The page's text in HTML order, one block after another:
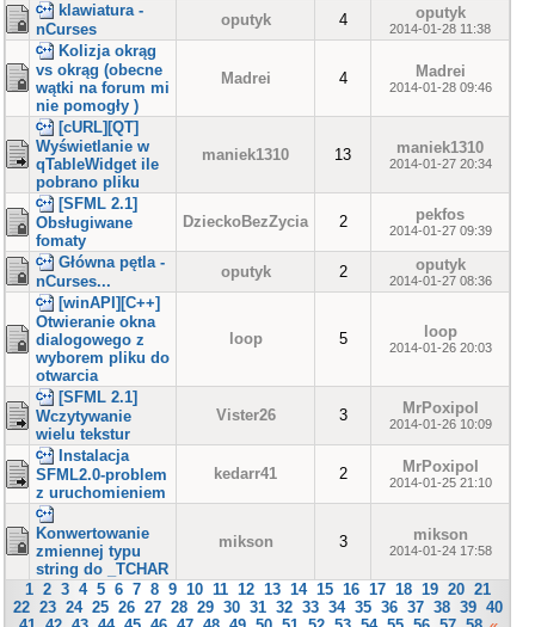
klawiatura -
nCurses
oputyk 4 oputyk
2014-01-28 11:38
Kolizja okrąg
vs okrąg (obecne
wątki na forum mi
nie pomogły )
Madrei 4 Madrei
2014-01-28 09:46
[cURL][QT]
Wyświetlanie w
qTableWidget ile
pobrano pliku
maniek1310 13 maniek1310
2014-01-27 20:34
[SFML 2.1]
Obsługiwane
fomaty
DzieckoBezZycia 2 pekfos
2014-01-27 09:39
Główna pętla -
nCurses...
oputyk 2 oputyk
2014-01-27 08:36
[winAPI][C++]
Otwieranie okna
dialogowego z
wyborem pliku do
otwarcia
loop 5 loop
2014-01-26 20:03
[SFML 2.1]
Wczytywanie
wielu tekstur
Vister26 3 MrPoxipol
2014-01-26 10:09
Instalacja
SFML2.0-problem
z uruchomieniem
kedarr41 2 MrPoxipol
2014-01-25 21:10
Konwertowanie
zmiennej typu
string do _TCHAR
mikson 3 mikson
2014-01-24 17:58
1 2 3 4 5 6 7 8 9 10 11 12 13 14 15 16 17 18 19 20 21
22 23 24 25 26 27 28 29 30 31 32 33 34 35 36 37 38 39 40